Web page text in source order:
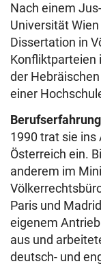
Nach einem
Universität
Dissertation in
Konfliktparteien
der
einer
1990 trat sie
Österreich ein.
anderem im
Paris und
eigenem
aus und
deutsch- und